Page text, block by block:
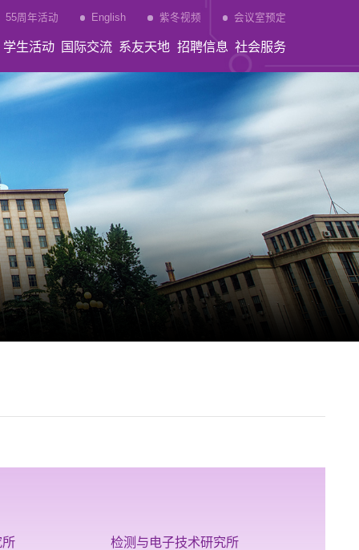
55周年活动 English 紫冬视频 会议室预定
学生活动 国际交流 系友天地 招聘信息 社会服务
检测与电子技术研究所